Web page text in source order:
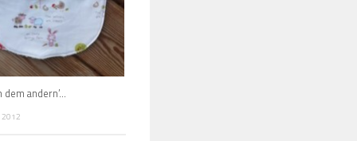
dem andern’…
2012